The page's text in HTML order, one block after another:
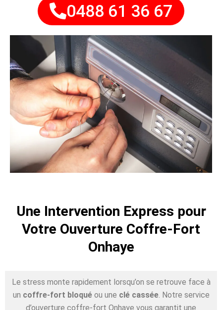
0488 61 36 67
Une Intervention Express pour
Votre Ouverture Coffre-Fort
Onhaye
Le stress monte rapidement lorsqu’on se retrouve face à
un coffre-fort bloquéou une clé cassée. Notre service
d’ouverture coffre-fort Onhaye vous garantit une